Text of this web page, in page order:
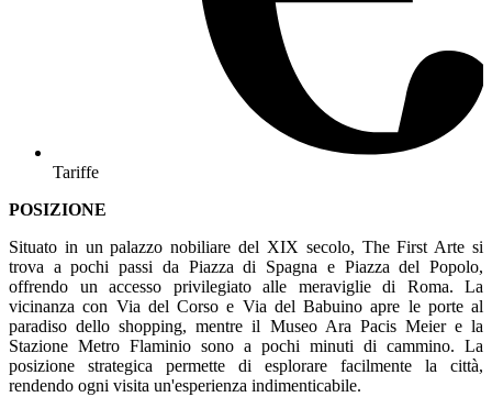
Tariffe
POSIZIONE
Situato in un palazzo nobiliare del XIX secolo, The First Arte si
trova a pochi passi da Piazza di Spagna e Piazza del Popolo,
offrendo un accesso privilegiato alle meraviglie di Roma. La
vicinanza con Via del Corso e Via del Babuino apre le porte al
paradiso dello shopping, mentre il Museo Ara Pacis Meier e la
Stazione Metro Flaminio sono a pochi minuti di cammino. La
posizione strategica permette di esplorare facilmente la città,
rendendo ogni visita un'esperienza indimenticabile.